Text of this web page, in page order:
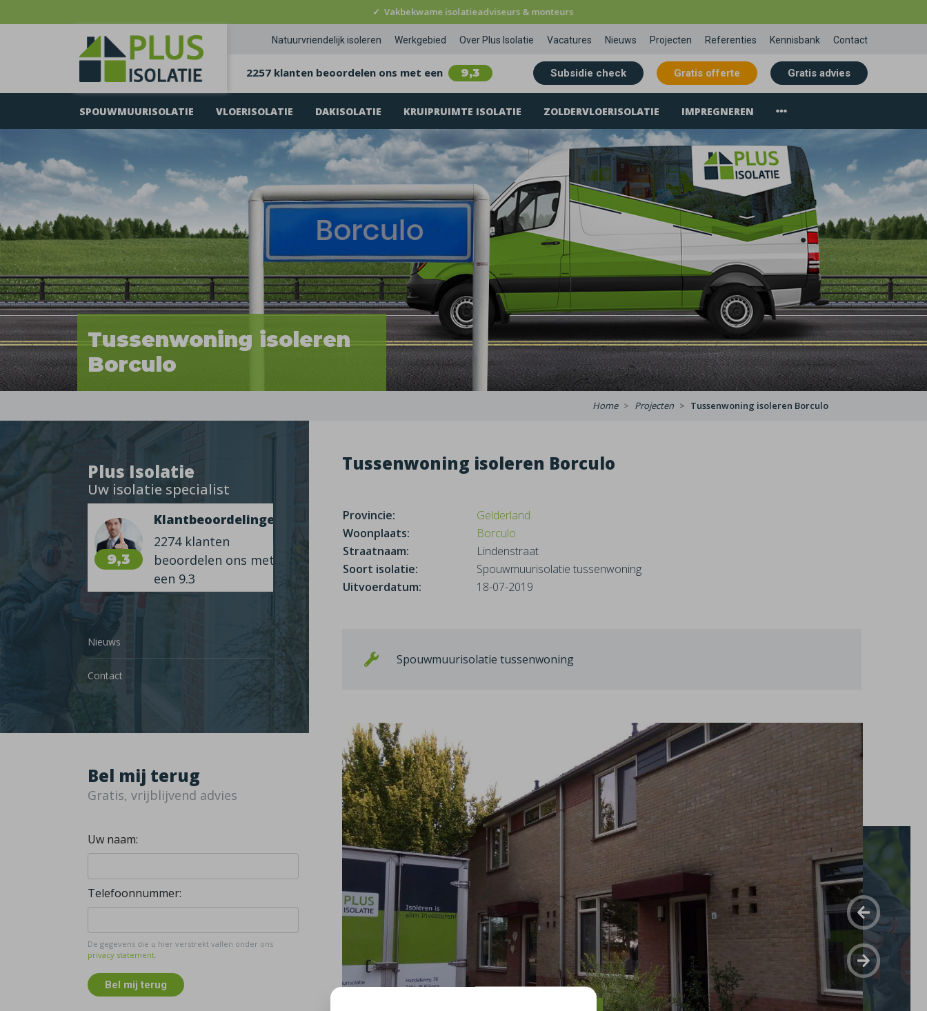
✓ Vakbekwame isolatieadviseurs & monteurs
Natuurvriendelijk isoleren Werkgebied Over Plus Isolatie Vacatures Nieuws Projecten Referenties Kennisbank Contact
2257 klanten beoordelen ons met een 9,3 Subsidie check Gratis offerte Gratis advies
SPOUWMUURISOLATIE VLOERISOLATIE DAKISOLATIE KRUIPRUIMTE ISOLATIE ZOLDERVLOERISOLATIE IMPREGNEREN
Tussenwoning isoleren
Borculo
Home Projecten Tussenwoning isoleren Borculo
Plus Isolatie
Uw isolatie specialist
9,3
Klantbeoordelingen
2274 klanten
beoordelen ons met
een 9.3
Nieuws
Contact
Bel mij terug
Gratis, vrijblijvend advies
Uw naam:
Telefoonnummer:
De gegevens die u hier verstrekt vallen onder ons
privacy statement.
Bel mij terug
Tussenwoning isoleren Borculo
Provincie:
Gelderland
Woonplaats:
Borculo
Straatnaam:
Lindenstraat
Soort isolatie:
Spouwmuurisolatie tussenwoning
Uitvoerdatum:
18-07-2019
Spouwmuurisolatie tussenwoning